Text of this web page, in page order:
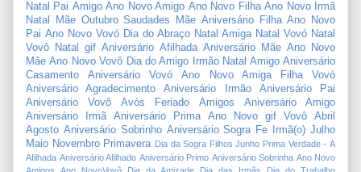
Natal Pai Amigo Ano Novo Amigo Ano Novo Filha Ano Novo Irmã
Natal Mãe Outubro Saudades Mãe Aniversário Filha Ano Novo
Pai Ano Novo Vovó Dia do Abraço Natal Amiga Natal Vovó Natal
Vovô
Natal gif Aniversário Afilhada Aniversário Mãe Ano Novo
Mãe Ano Novo Vovô Dia do Amigo Irmão Natal Amigo Aniversário
Casamento
Aniversário Vovó Ano Novo Amiga Filha
Vovó
Aniversário Agradecimento
Aniversário Irmão
Aniversário Pai
Aniversário Vovô
Avós Feriado Amigos
Aniversário Amigo
Aniversário Irmã
Aniversário Prima Ano Novo gif Vovô
Abril
Agosto Aniversário Sobrinho Aniversário Sogra Fe Irmã(o) Julho
Maio Novembro Primavera Dia da Sogra Filhos Junho Prima Verdade - A
Afilhada Aniversário Afilhado Aniversário Primo Aniversário Sobrinha Ano Novo